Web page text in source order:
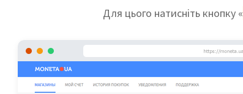
Для цього натисніть кнопку «